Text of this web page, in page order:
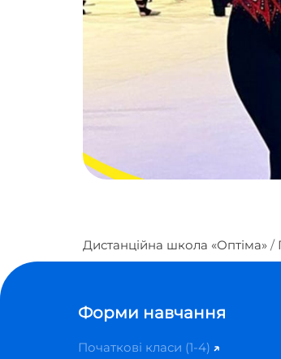
Дистанційна школа «Оптіма»
Форми навчання
Початкові класи (1-4)